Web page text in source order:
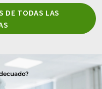
DE TODAS LAS